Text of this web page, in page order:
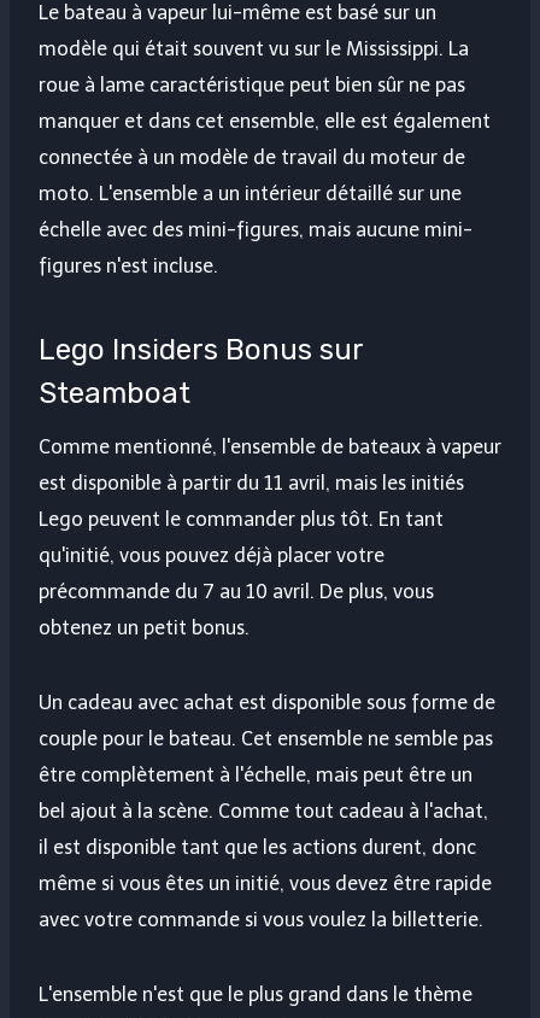
Le bateau à vapeur lui-même est basé sur un
modèle qui était souvent vu sur le Mississippi. La
roue à lame caractéristique peut bien sûr ne pas
manquer et dans cet ensemble, elle est également
connectée à un modèle de travail du moteur de
moto. L'ensemble a un intérieur détaillé sur une
échelle avec des mini-figures, mais aucune mini-
figures n'est incluse.
Lego Insiders Bonus sur
Steamboat
Comme mentionné, l'ensemble de bateaux à vapeur
est disponible à partir du 11 avril, mais les initiés
Lego peuvent le commander plus tôt. En tant
qu'initié, vous pouvez déjà placer votre
précommande du 7 au 10 avril. De plus, vous
obtenez un petit bonus.
Un cadeau avec achat est disponible sous forme de
couple pour le bateau. Cet ensemble ne semble pas
être complètement à l'échelle, mais peut être un
bel ajout à la scène. Comme tout cadeau à l'achat,
il est disponible tant que les actions durent, donc
même si vous êtes un initié, vous devez être rapide
avec votre commande si vous voulez la billetterie.
L'ensemble n'est que le plus grand dans le thème